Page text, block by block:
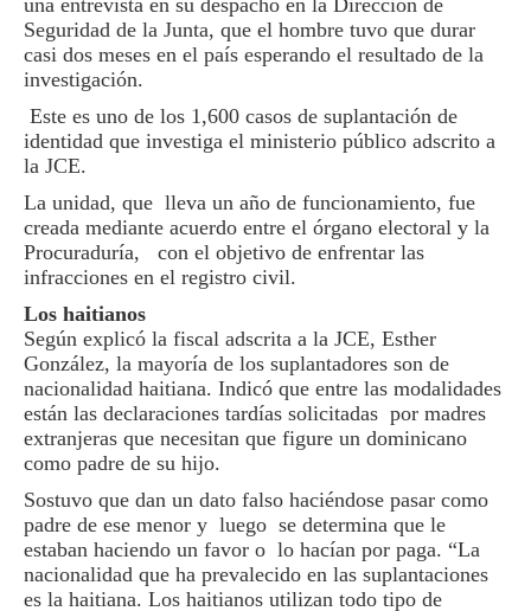
una entrevista en su despacho en la Dirección de
Seguridad de la Junta, que el hombre tuvo que durar
casi dos meses en el país esperando el resultado de la
investigación.
Este es uno de los 1,600 casos de suplantación de
identidad que investiga el ministerio público adscrito a
la JCE.
La unidad, que lleva un año de funcionamiento, fue
creada mediante acuerdo entre el órgano electoral y la
Procuraduría, con el objetivo de enfrentar las
infracciones en el registro civil.
Los haitianos
Según explicó la fiscal adscrita a la JCE, Esther
González, la mayoría de los suplantadores son de
nacionalidad haitiana. Indicó que entre las modalidades
están las declaraciones tardías solicitadas por madres
extranjeras que necesitan que figure un dominicano
como padre de su hijo.
Sostuvo que dan un dato falso haciéndose pasar como
padre de ese menor y luego se determina que le
estaban haciendo un favor o lo hacían por paga. “La
nacionalidad que ha prevalecido en las suplantaciones
es la haitiana. Los haitianos utilizan todo tipo de